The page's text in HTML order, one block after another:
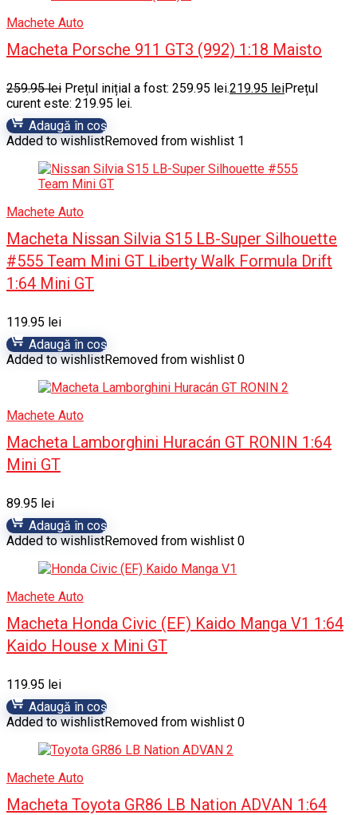
Machete Auto
Macheta Porsche 911 GT3 (992) 1:18 Maisto
259.95lei Prețul inițial a fost: 259.95 lei.219.95 leiPrețul
curent este: 219.95 lei.
Adaugă în coș
Added to wishlistRemoved from wishlist 1
Machete Auto
Macheta Nissan Silvia S15 LB-Super Silhouette
#555 Team Mini GT Liberty Walk Formula Drift
1:64 Mini GT
119.95 lei
Adaugă în coș
Added to wishlistRemoved from wishlist 0
Machete Auto
Macheta Lamborghini Huracán GT RONIN 1:64
Mini GT
89.95 lei
Adaugă în coș
Added to wishlistRemoved from wishlist 0
Machete Auto
Macheta Honda Civic (EF) Kaido Manga V1 1:64
Kaido House x Mini GT
119.95 lei
Adaugă în coș
Added to wishlistRemoved from wishlist 0
Machete Auto
Macheta Toyota GR86 LB Nation ADVAN 1:64